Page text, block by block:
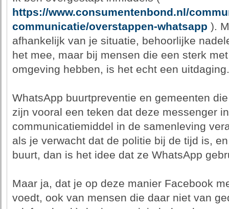
https://www.consumentenbond.nl/
communicatie/overstappen-whatsapp ).
afhankelijk van je situatie, behoorlijke
het mee, maar bij mensen die een sterk
omgeving hebben, is het echt een uitdaging.
WhatsApp buurtpreventie en gemeenten
zijn vooral een teken dat deze messenger
communicatiemiddel in de samenleving
als je verwacht dat de politie bij de tijd is,
buurt, dan is het idee dat ze WhatsApp
Maar ja, dat je op deze manier Facebook
voedt, ook van mensen die daar niet van